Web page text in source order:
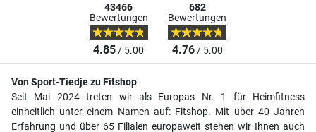
43466
Bewertungen
4.85/ 5.00
682
Bewertungen
4.76/ 5.00
Von Sport-Tiedje zu Fitshop
Seit Mai 2024 treten wir als Europas Nr. 1 für Heimfitness
einheitlich unter einem Namen auf: Fitshop. Mit über 40 Jahren
Erfahrung und über 65 Filialen europaweit stehen wir Ihnen auch